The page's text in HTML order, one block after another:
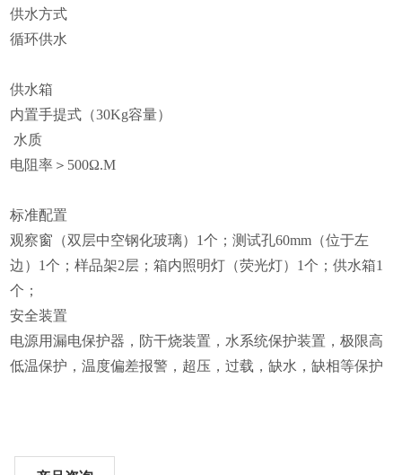
供水方式
循环供水
供水箱
内置手提式（30Kg容量）
水质
电阻率＞500Ω.M
标准配置
观察窗（双层中空钢化玻璃）1个；测试孔60mm（位于左
边）1个；样品架2层；箱内照明灯（荧光灯）1个；供水箱1
个；
安全装置
电源用漏电保护器，防干烧装置，水系统保护装置，极限高
低温保护，温度偏差报警，超压，过载，缺水，缺相等保护